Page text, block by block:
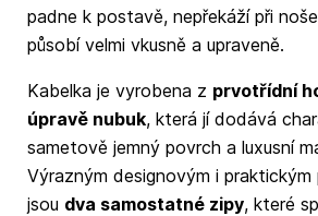
padne k postavě, nepřekáží při
působí velmi vkusně a upraveně.
Kabelka je vyrobena z prvotřídní
úpravě nubuk, která jí dodává
sametově jemný povrch a luxusní
Výrazným designovým i praktickým
jsou dva samostatné zipy, které